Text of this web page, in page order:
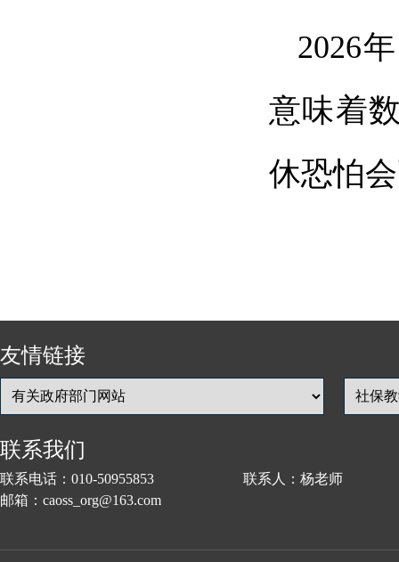
2026
意味着
休恐怕
友情链接
联系我们
联系电话：010-50955853 联系人：杨老师
邮箱：caoss_org@163.com